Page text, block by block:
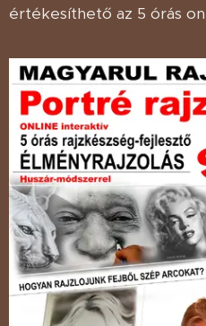
értékesíthető az 5 órás